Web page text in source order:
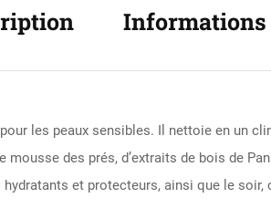
Informations
les peaux sensibles. Il nettoie en un
mousse des prés, d’extraits de bois de
et protecteurs, ainsi que le